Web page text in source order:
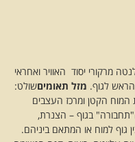
מרקורי יסוד האוויר ואחראי
הראש לגוף. מזל תאומיםשולט:
המוח הקטן ומרכז העצבים
בגוף – הצנרת,
גוף למוח או המתאם ביניהם.